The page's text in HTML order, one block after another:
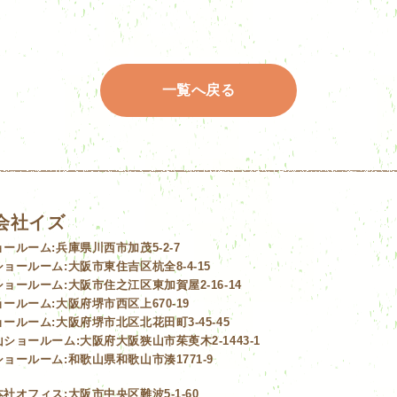
一覧へ戻る
社イズ
ールーム:兵庫県川西市加茂5-2-7
ョールーム:大阪市東住吉区杭全8-4-15
ョールーム: 大阪市住之江区東加賀屋2-16-14
ールーム: 大阪府堺市西区上670-19
ールーム: 大阪府堺市北区北花田町3-45-45
ショールーム:大阪府大阪狭山市茱萸木2-1443-1
ョールーム:和歌山県和歌山市湊1771-9
社オフィス: 大阪市中央区難波5-1-60